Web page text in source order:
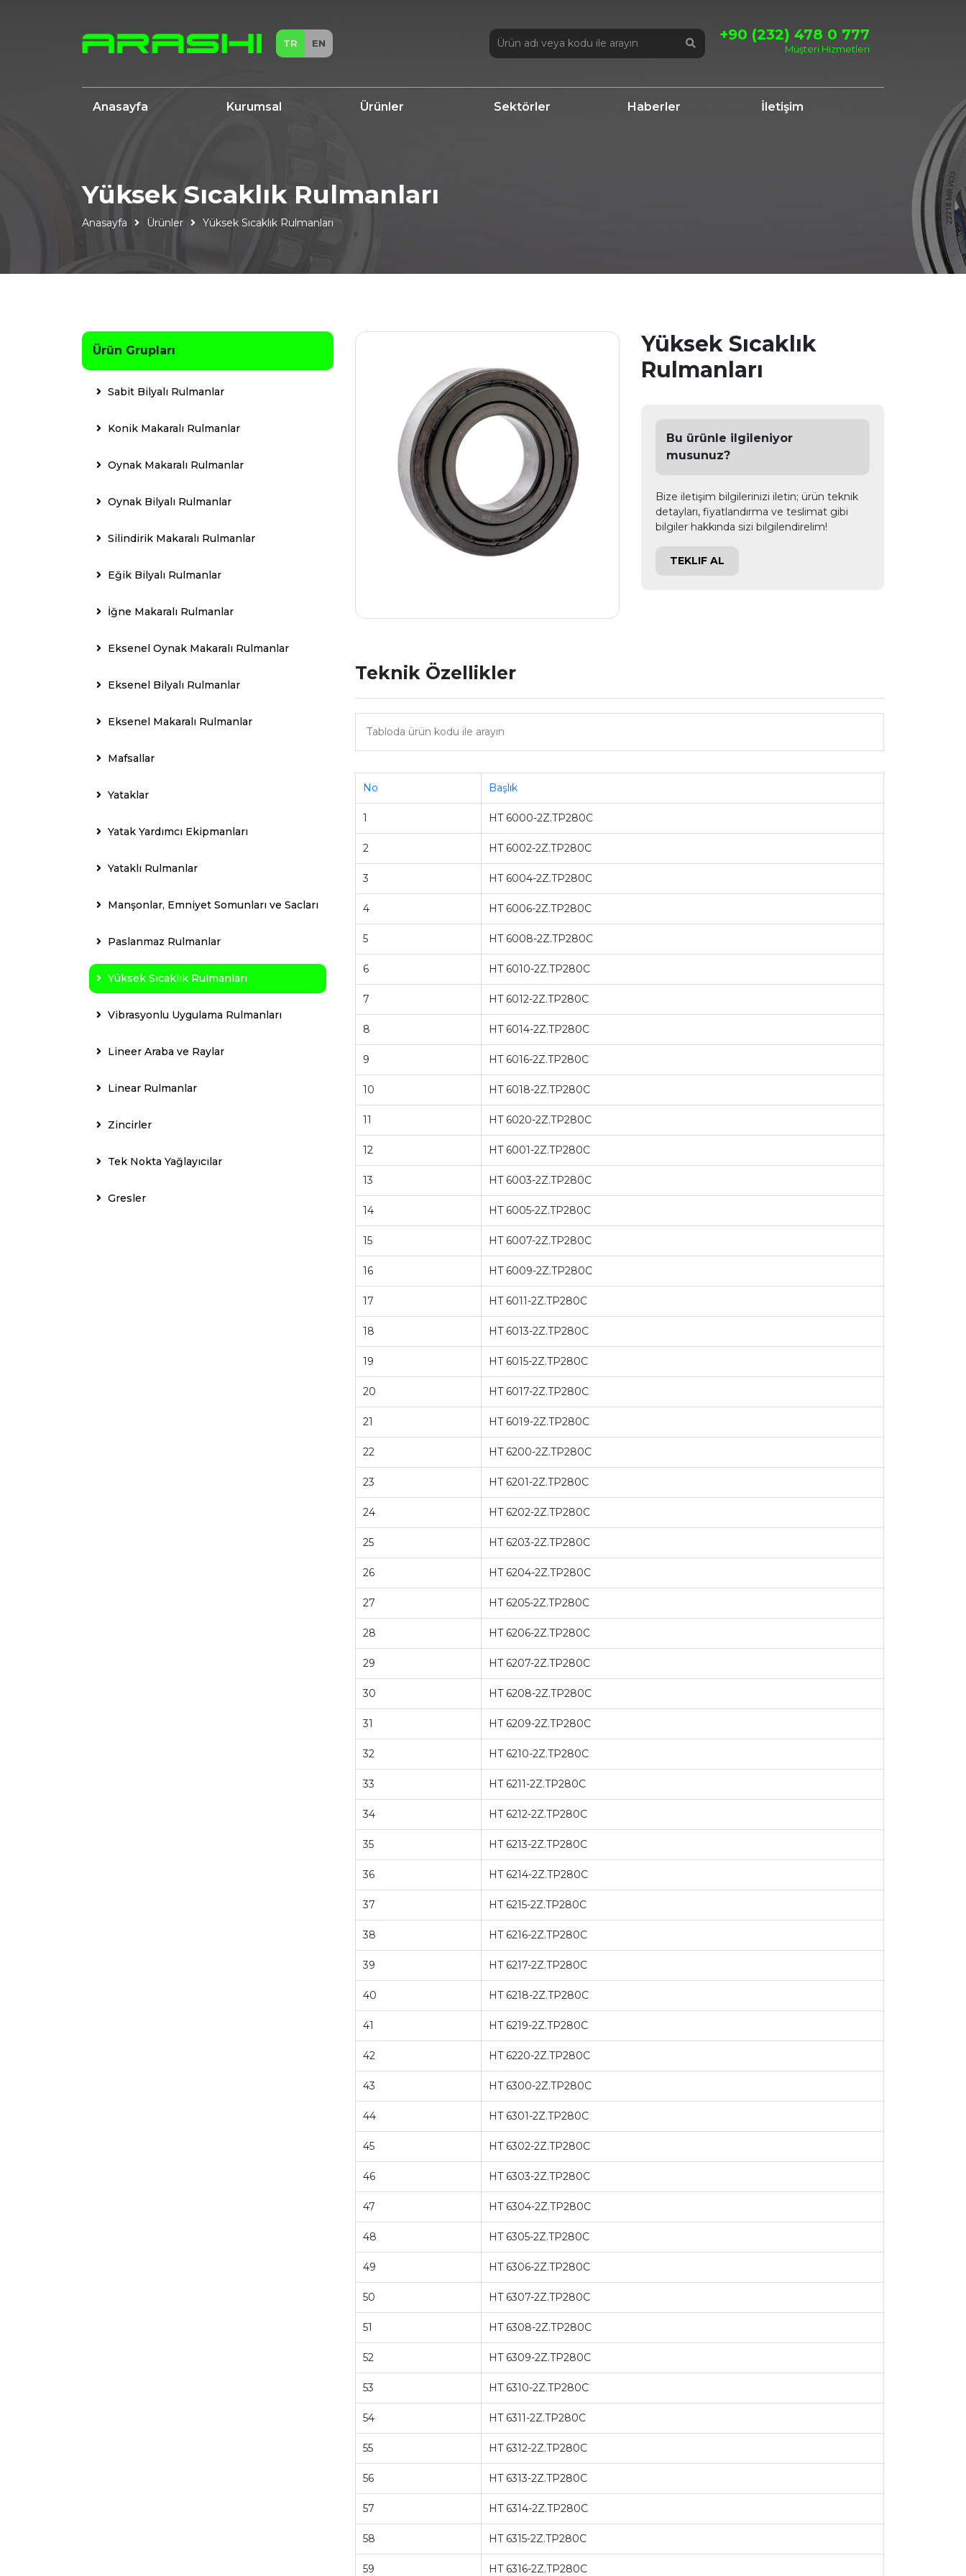
TR EN +90 (232) 478 0 777
Müşteri Hizmetleri
Anasayfa Kurumsal Ürünler Sektörler Haberler İletişim
Yüksek Sıcaklık Rulmanları
Anasayfa Ürünler Yüksek Sıcaklık Rulmanları
Ürün Grupları
Sabit Bilyalı Rulmanlar
Konik Makaralı Rulmanlar
Oynak Makaralı Rulmanlar
Oynak Bilyalı Rulmanlar
Silindirik Makaralı Rulmanlar
Eğik Bilyalı Rulmanlar
İğne Makaralı Rulmanlar
Eksenel Oynak Makaralı Rulmanlar
Eksenel Bilyalı Rulmanlar
Eksenel Makaralı Rulmanlar
Mafsallar
Yataklar
Yatak Yardımcı Ekipmanları
Yataklı Rulmanlar
Manşonlar, Emniyet Somunları ve Sacları
Paslanmaz Rulmanlar
Yüksek Sıcaklık Rulmanları
Vibrasyonlu Uygulama Rulmanları
Lineer Araba ve Raylar
Linear Rulmanlar
Zincirler
Tek Nokta Yağlayıcılar
Gresler
Yüksek Sıcaklık
Rulmanları
Bu ürünle ilgileniyor
musunuz?
Bize iletişim bilgilerinizi iletin; ürün teknik
detayları, fiyatlandırma ve teslimat gibi
bilgiler hakkında sizi bilgilendirelim!
TEKLIF AL
Teknik Özellikler
No Başlık
1 HT 6000-2Z.TP280C
2 HT 6002-2Z.TP280C
3 HT 6004-2Z.TP280C
4 HT 6006-2Z.TP280C
5 HT 6008-2Z.TP280C
6 HT 6010-2Z.TP280C
7 HT 6012-2Z.TP280C
8 HT 6014-2Z.TP280C
9 HT 6016-2Z.TP280C
10 HT 6018-2Z.TP280C
11 HT 6020-2Z.TP280C
12 HT 6001-2Z.TP280C
13 HT 6003-2Z.TP280C
14 HT 6005-2Z.TP280C
15 HT 6007-2Z.TP280C
16 HT 6009-2Z.TP280C
17 HT 6011-2Z.TP280C
18 HT 6013-2Z.TP280C
19 HT 6015-2Z.TP280C
20 HT 6017-2Z.TP280C
21 HT 6019-2Z.TP280C
22 HT 6200-2Z.TP280C
23 HT 6201-2Z.TP280C
24 HT 6202-2Z.TP280C
25 HT 6203-2Z.TP280C
26 HT 6204-2Z.TP280C
27 HT 6205-2Z.TP280C
28 HT 6206-2Z.TP280C
29 HT 6207-2Z.TP280C
30 HT 6208-2Z.TP280C
31 HT 6209-2Z.TP280C
32 HT 6210-2Z.TP280C
33 HT 6211-2Z.TP280C
34 HT 6212-2Z.TP280C
35 HT 6213-2Z.TP280C
36 HT 6214-2Z.TP280C
37 HT 6215-2Z.TP280C
38 HT 6216-2Z.TP280C
39 HT 6217-2Z.TP280C
40 HT 6218-2Z.TP280C
41 HT 6219-2Z.TP280C
42 HT 6220-2Z.TP280C
43 HT 6300-2Z.TP280C
44 HT 6301-2Z.TP280C
45 HT 6302-2Z.TP280C
46 HT 6303-2Z.TP280C
47 HT 6304-2Z.TP280C
48 HT 6305-2Z.TP280C
49 HT 6306-2Z.TP280C
50 HT 6307-2Z.TP280C
51 HT 6308-2Z.TP280C
52 HT 6309-2Z.TP280C
53 HT 6310-2Z.TP280C
54 HT 6311-2Z.TP280C
55 HT 6312-2Z.TP280C
56 HT 6313-2Z.TP280C
57 HT 6314-2Z.TP280C
58 HT 6315-2Z.TP280C
59 HT 6316-2Z.TP280C